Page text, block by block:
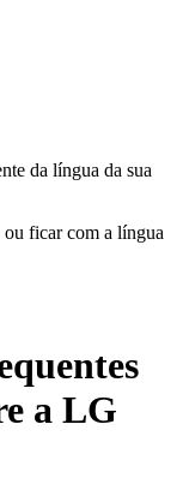
da língua da sua
ou ficar com a língua
a LG